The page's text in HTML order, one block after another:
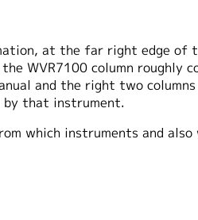
at the far right edge of
WVR7100 column roughly
and the right two
by that instrument.
which instruments and